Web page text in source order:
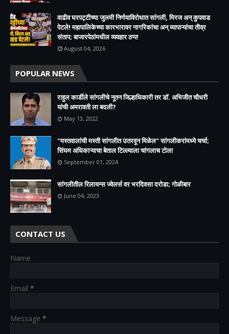
वाढीव घरपट्टीच्या जुलमी निर्णयाविरोधात सांगली, मिरज अन् कुपवाड
पेटले! महापालिकेच्या कारभारावर नागरिकांचा अन् व्यापाऱ्यांचा तीव्र
संताप; बाजारपेठांमधील व्यवहार ठप्प!​
August 04, 2026
POPULAR NEWS
राहुल कार्डीले सांगलीचे नूतन जिल्हाधिकारी तर डॉ. अभिजीत चौधरी
यांची अमरावती ला बदली?
May 13, 2022
"मस्तवालांची मस्ती सांगलीत उतरवून मिळेल" सांगलीकरांमध्ये चर्चा;
सिंघम अधिकाऱ्याचा बेताल टिल्ल्याला चांगलाच टोला
September 01, 2024
सांगलीतील रिलायन्स ज्वेलर्स वर भरदिवसा दरोडा; गोळीबार
June 04, 2023
CONTACT US
Name
Email *
Message *